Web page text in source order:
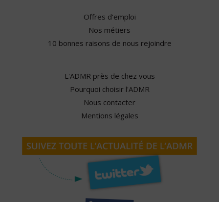
Offres d'emploi
Nos métiers
10 bonnes raisons de nous rejoindre
L'ADMR près de chez vous
Pourquoi choisir l'ADMR
Nous contacter
Mentions légales